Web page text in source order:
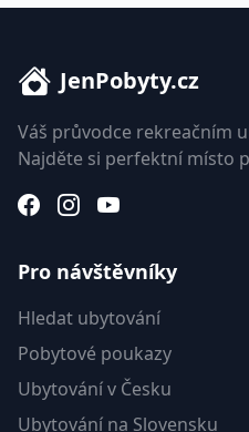
JenPobyty.cz
Váš průvodce rekreačním
Najděte si perfektní místo
Pro návštěvníky
Hledat ubytování
Pobytové poukazy
Ubytování v Česku
Ubytování na Slovensku